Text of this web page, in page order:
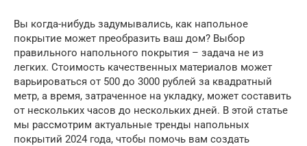
Вы когда-нибудь задумывались, как напольное
покрытие может преобразить ваш дом? Выбор
правильного напольного покрытия – задача не из
легких. Стоимость качественных материалов может
варьироваться от 500 до 3000 рублей за квадратный
метр, а время, затраченное на укладку, может составить
от нескольких часов до нескольких дней. В этой статье
мы рассмотрим актуальные тренды напольных
покрытий 2024 года, чтобы помочь вам создать